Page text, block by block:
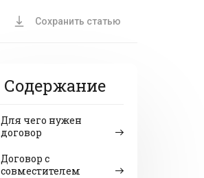
Сохранить статью
Содержание
Для чего нужен
договор
Договор с
совместителем